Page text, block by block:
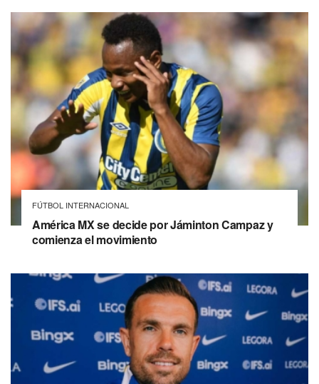
FÚTBOL INTERNACIONAL
América MX se decide por Jáminton Campaz y
comienza el movimiento